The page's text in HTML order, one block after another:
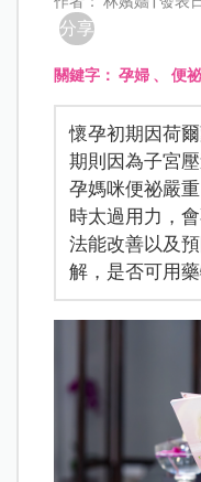
分享
關鍵字：孕婦 、便
懷孕初期因荷
期則因為子宮
孕媽咪便祕嚴
時太過用力，
法能改善以及
解，是否可用